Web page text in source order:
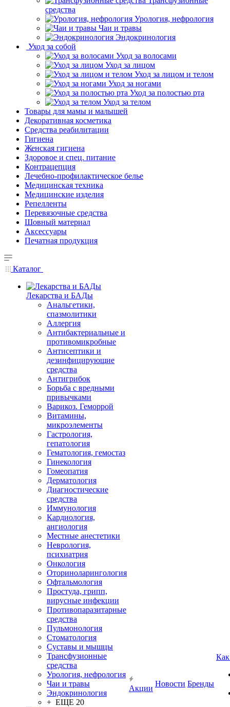
средства
Урология, нефрология
Чаи и травы
Эндокринология
Уход за собой
Уход за волосами
Уход за лицом
Уход за лицом и телом
Уход за ногами
Уход за полостью рта
Уход за телом
Товары для мамы и малышей
Декоративная косметика
Средства реабилитации
Гигиена
Женская гигиена
Здоровое и спец. питание
Контрацепция
Лечебно-профилактическое белье
Медицинская техника
Медицинские изделия
Репелленты
Перевязочные средства
Шовный материал
Аксессуары
Печатная продукция
Каталог
Лекарства и БАДы
Анальгетики,
спазмолитики
Аллергия
Антибактериальные и
противомикробные
Антисептики и
дезинфицирующие
средства
Антигрибок
Борьба с вредными
привычками
Варикоз. Геморрой
Витамины,
микроэлементы
Гастрология,
гепатология
Гематология, гемостаз
Гинекология
Гомеопатия
Дерматология
Диагностические
средства
Иммунология
Кардиология,
ангиология
Местные анестетики
Неврология,
психиатрия
Онкология
Оториноларингология
Офтальмология
Простуда, грипп,
вирусные инфекции
Противопаразитарные
средства
Пульмонология
Стоматология
Суставы и мышцы
Трансфузионные
средства
Урология, нефрология
Чаи и травы
Эндокринология
+ ЕЩЕ 20
Акции
Новости Бренды